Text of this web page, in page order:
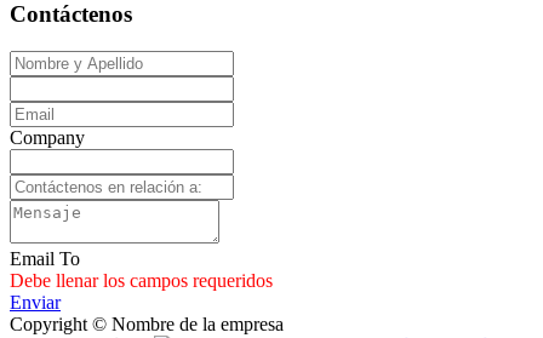
Contáctenos
Company
Email To
Debe llenar los campos requeridos
Enviar
Copyright © Nombre de la empresa